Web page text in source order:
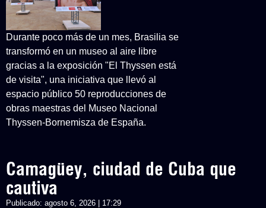
Durante poco más de un mes, Brasilia se
transformó en un museo al aire libre
gracias a la exposición "El Thyssen está
de visita", una iniciativa que llevó al
espacio público 50 reproducciones de
obras maestras del Museo Nacional
Thyssen-Bornemisza de España.
Camagüey, ciudad de Cuba que
cautiva
Publicado: agosto 6, 2026 | 17:29